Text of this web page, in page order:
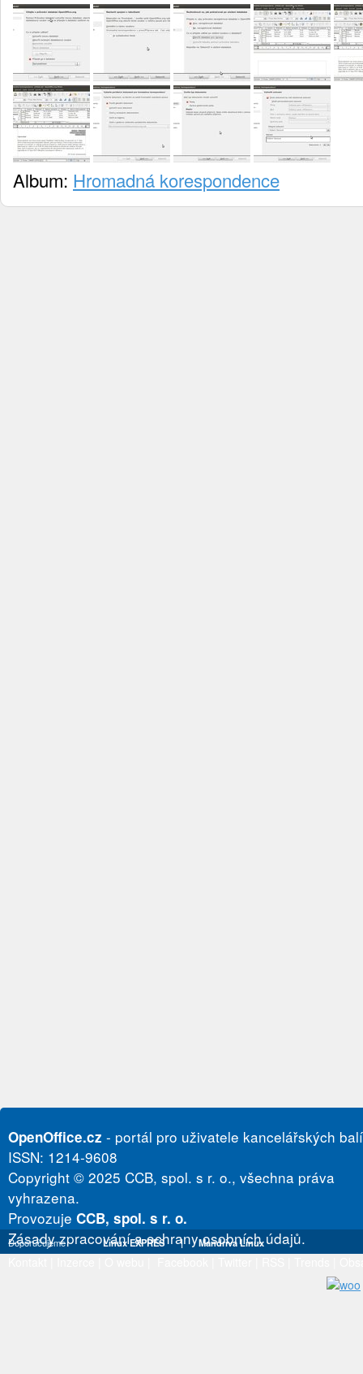
Album: Hromadná korespondence
OpenOffice.cz - portál pro uživatele kancelářských
ISSN: 1214-9608
Copyright © 2025 CCB, spol. s r. o., všechna práva
vyhrazena.
Provozuje CCB, spol. s r. o.
Zásady zpracování a ochrany osobních údajů.
Doporučujeme Linux EXPRES | Mandriva Linux